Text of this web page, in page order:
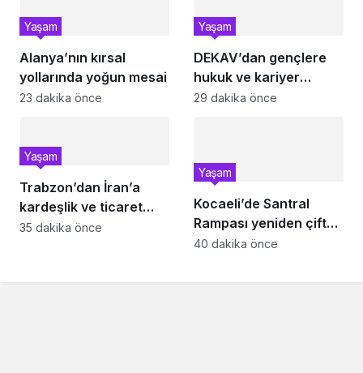
Alanya’nın kırsal
yollarında yoğun mesai
Yaşam
23 dakika önce
DEKAV’dan gençlere
hukuk ve kariyer
buluşması
Yaşam
29 dakika önce
Trabzon’dan İran’a
kardeşlik ve ticaret
mesajı
Yaşam
35 dakika önce
Kocaeli’de Santral
Rampası yeniden çift
yönlü trafiğe açıldı
Yaşam
40 dakika önce